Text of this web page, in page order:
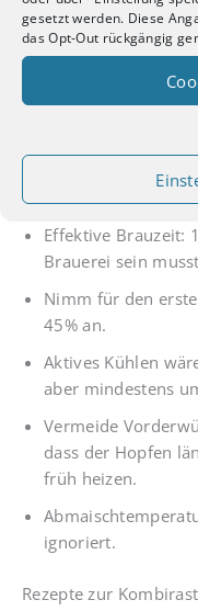
gesetzt werden. Diese
das Opt-Out rückgängig
Wichtige Infos
Die Kombirast
wenn die Würze
. In
ausreichend.
Effektive Brauzeit:
Brauerei sein
Nimm für den
45% an.
Aktives Kühlen
aber mindestens
Vermeide
dass der Hopfen
früh heizen.
ignoriert.
Rezepte zur